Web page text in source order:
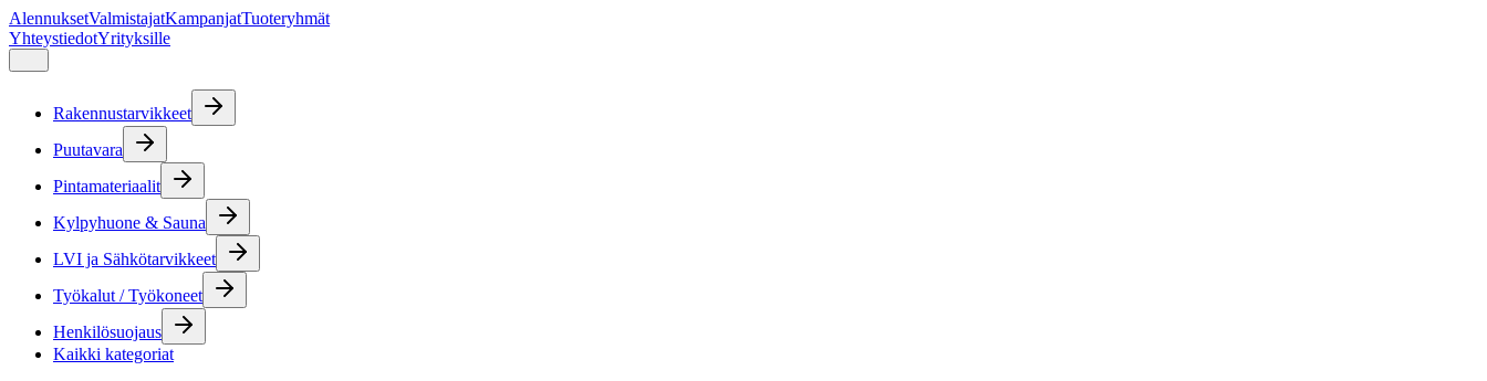
AlennuksetValmistajatKampanjatTuoteryhmät
YhteystiedotYrityksille
Rakennustarvikkeet
Puutavara
Pintamateriaalit
Kylpyhuone & Sauna
LVI ja Sähkötarvikkeet
Työkalut / Työkoneet
Henkilösuojaus
Kaikki kategoriat